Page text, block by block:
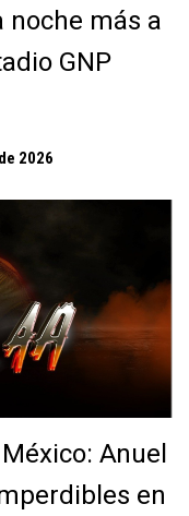
noche más a
GNP
2026
Anuel
en